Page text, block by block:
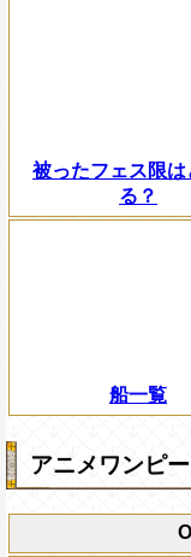
被ったフェス限は
る？
船一覧
アニメワンピ